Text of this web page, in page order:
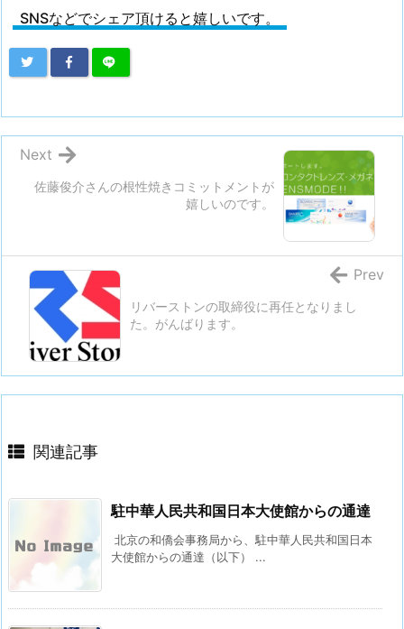
SNSなどでシェア頂けると嬉しいです。
佐藤俊介さんの根性焼きコミットメントが
嬉しいのです。
Next
リバーストンの取締役に再任となりまし
た。がんばります。
Prev
関連記事
駐中華人民共和国日本大使館からの通達
北京の和僑会事務局から、駐中華人民共和国日本
大使館からの通達（以下） ...